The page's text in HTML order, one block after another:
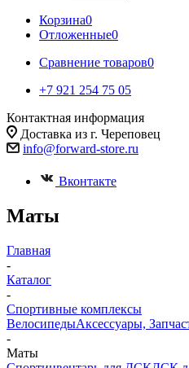
Корзина0
Отложенные0
Сравнение товаров0
+7 921 254 75 05
Контактная информация
Доставка из г. Череповец
info@forward-store.ru
Вконтакте
Маты
Главная
-
Каталог
-
Спортивные комплексы
ВелосипедыАксессуары,
-
Маты